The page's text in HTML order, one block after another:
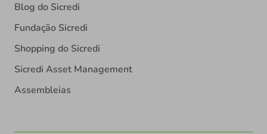
Blog do Sicredi
Fundação Sicredi
Shopping do Sicredi
Sicredi Asset Management
Assembleias